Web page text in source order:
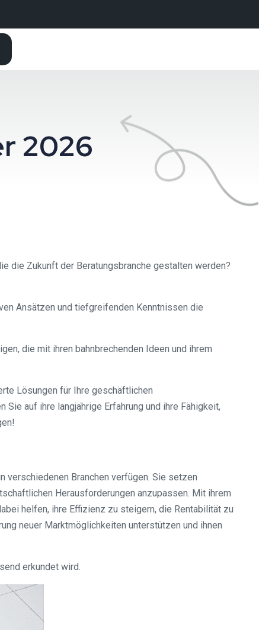
2026
die Zukunft der Beratungsbranche gestalten werden?
Ansätzen und tiefgreifenden Kenntnissen die
die mit ihren bahnbrechenden Ideen und ihrem
Lösungen für Ihre geschäftlichen
auf ihre langjährige Erfahrung und ihre Fähigkeit,
verschiedenen Branchen verfügen. Sie setzen
Herausforderungen anzupassen. Mit ihrem
helfen, ihre Effizienz zu steigern, die Rentabilität zu
neuer Marktmöglichkeiten unterstützen und ihnen
erkundet wird.